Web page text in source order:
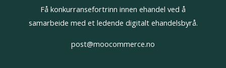
Få konkurransefortrinn innen ehandel ved å
samarbeide med et ledende digitalt ehandelsbyrå.
post@moocommerce.no